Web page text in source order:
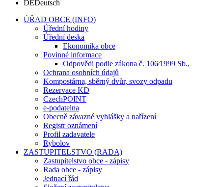
DEDeutsch
ÚŘAD OBCE (INFO)
Úřední hodiny
Úřední deska
Ekonomika obce
Povinné informace
Odpovědi podle zákona č. 106⁄1999 Sb.,
Ochrana osobních údajů
Kompostárna, sběrný dvůr, svozy odpadu
Rezervace KD
CzechPOINT
e-podatelna
Obecně závazné vyhlášky a nařízení
Registr oznámení
Profil zadavatele
Rybolov
ZASTUPITELSTVO (RADA)
Zastupitelstvo obce - zápisy
Rada obce - zápisy
Jednací řád